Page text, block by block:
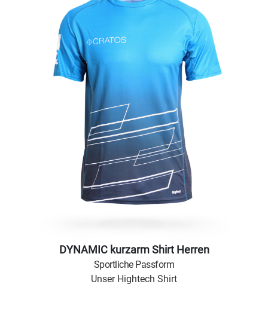
DYNAMIC kurzarm Shirt Herren
Sportliche Passform
Unser Hightech Shirt